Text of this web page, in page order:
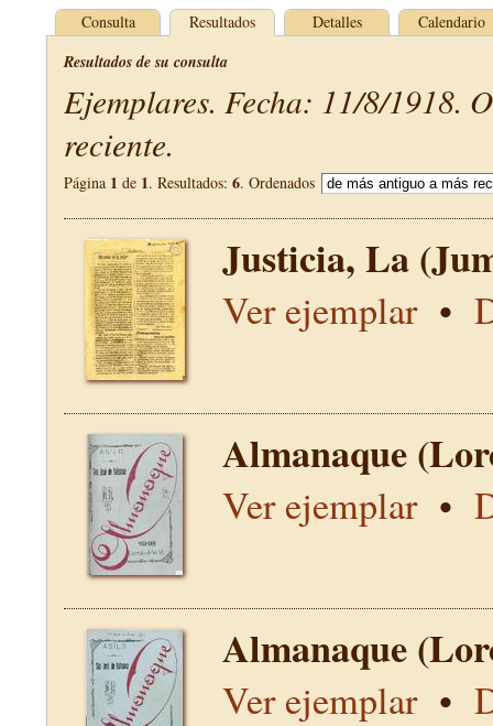
Consulta Resultados Detalles Calendario
Resultados de su consulta
Ejemplares. Fecha: 11/8/1918.
reciente.
Página 1 de 1. Resultados: 6. Ordenados
Justicia, La
Ver ejemplar•
Almanaque
Ver ejemplar•
Almanaque
Ver ejemplar•